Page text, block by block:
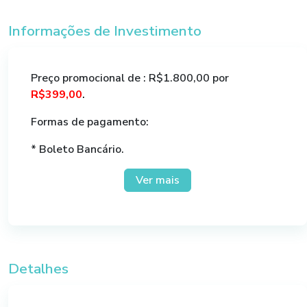
Informações de Investimento
Preço promocional de : R$1.800,00 por
R$399,00.
Formas de pagamento:
* Boleto Bancário.
* Até 10x no cartão. Ver mais
Detalhes